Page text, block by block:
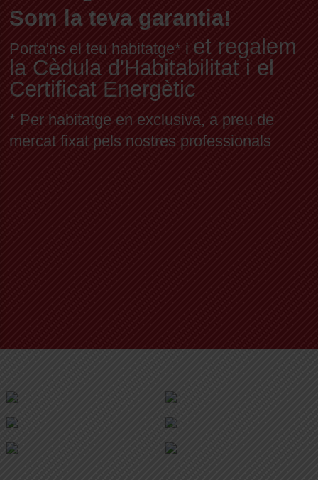
Som la teva garantia!
Porta'ns el teu habitatge* i et regalem
la Cèdula d'Habitabilitat i el
Certificat Energètic
* Per habitatge en exclusiva, a preu de
mercat fixat pels nostres professionals